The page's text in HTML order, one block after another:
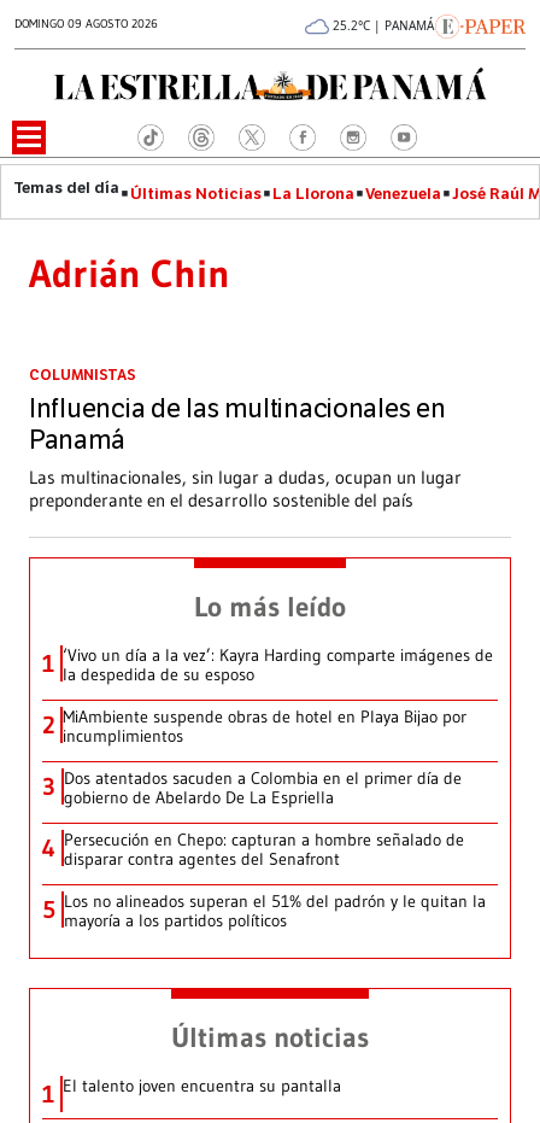
DOMINGO 09 AGOSTO 2026 25.2°C | PANAMÁ
Últimas Noticias La Llorona Venezuela José Raúl
Adrián Chin
COLUMNISTAS
Influencia de las multinacionales en
Panamá
Las multinacionales, sin lugar a dudas, ocupan un lugar
preponderante en el desarrollo sostenible del país
Lo más leído
1 ‘Vivo un día a la vez’: Kayra Harding comparte imágenes de
la despedida de su esposo
2 MiAmbiente suspende obras de hotel en Playa Bijao por
incumplimientos
3 Dos atentados sacuden a Colombia en el primer día de
gobierno de Abelardo De La Espriella
4 Persecución en Chepo: capturan a hombre señalado de
disparar contra agentes del Senafront
5 Los no alineados superan el 51% del padrón y le quitan la
mayoría a los partidos políticos
Últimas noticias
1 El talento joven encuentra su pantalla​